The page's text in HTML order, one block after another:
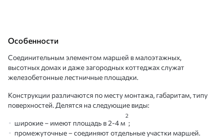
Особенности
Соединительным элементом маршей в малоэтажных,
высотных домах и даже загородных коттеджах служат
железобетонные лестничные площадки.
Конструкции различаются по месту монтажа, габаритам, типу
поверхностей. Делятся на следующие виды:
широкие – имеют площадь в 2-4 м
2
;
промежуточные – соединяют отдельные участки маршей.